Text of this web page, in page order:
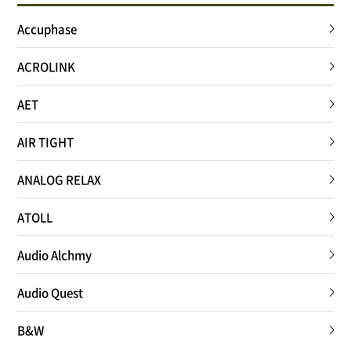
Accuphase
ACROLINK
AET
AIR TIGHT
ANALOG RELAX
ATOLL
Audio Alchmy
Audio Quest
B&W